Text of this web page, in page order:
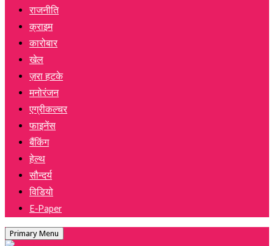
राजनीति
क्राइम
कारोबार
खेल
ज़रा हटके
मनोरंजन
एग्रीकल्चर
फाइनेंस
बैंकिंग
हेल्थ
सौन्दर्य
विडियो
E-Paper
Primary Menu